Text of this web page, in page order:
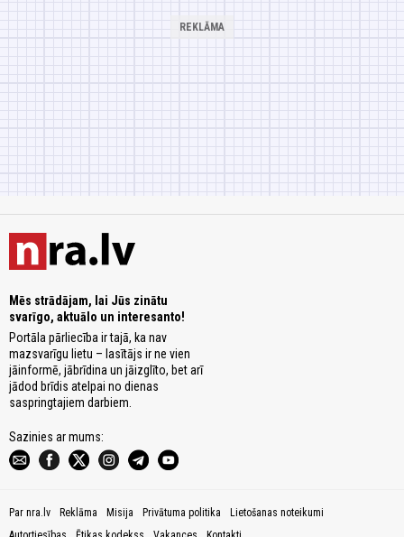
Mēs strādājam, lai Jūs zinātu
svarīgo, aktuālo un interesanto!
Portāla pārliecība ir tajā, ka nav
mazsvarīgu lietu – lasītājs ir ne vien
jāinformē, jābrīdina un jāizglīto, bet arī
jādod brīdis atelpai no dienas
saspringtajiem darbiem.
Sazinies ar mums:
Par nra.lv Reklāma Misija Privātuma politika
Lietošanas noteikumi